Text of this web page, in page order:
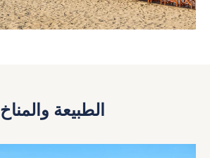
الطبيعة والمناخ